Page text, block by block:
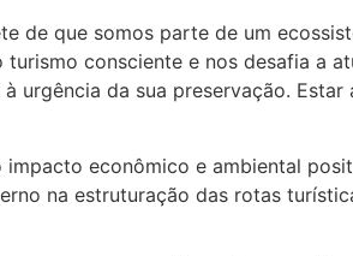
de que somos parte de um
consciente e nos desafia a
urgência da sua preservação.
econômico e ambiental
na estruturação das rotas